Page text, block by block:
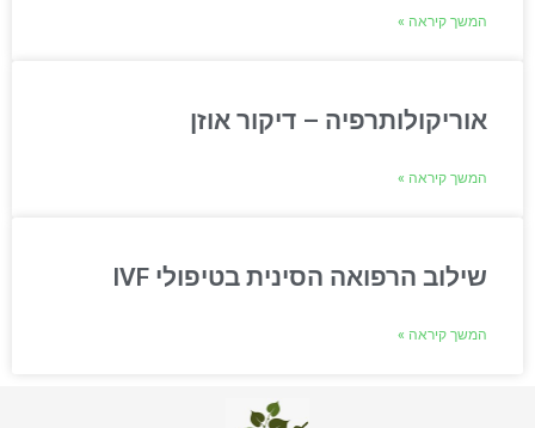
המשך קיראה »
אוריקולותרפיה – דיקור אוזן
המשך קיראה »
שילוב הרפואה הסינית בטיפולי IVF
המשך קיראה »